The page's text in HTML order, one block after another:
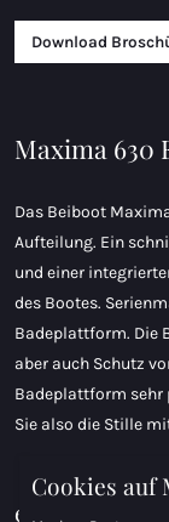
Download
Maxima 630
Das Beiboot
Aufteilung. Ein
und einer
des Bootes.
Badeplattform. Die
aber auch Schutz
Badeplattform sehr
Sie also die Stille
ePropulsion
Cookies auf